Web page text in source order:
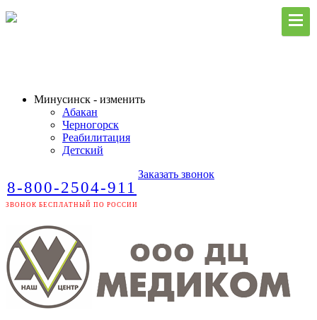
Минусинск - изменить
Абакан
Черногорск
Реабилитация
Детский
8-800-2504-911
ЗВОНОК БЕСПЛАТНЫЙ ПО РОССИИ
Заказать звонок